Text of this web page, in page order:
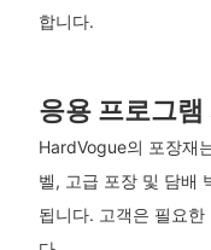
합니다.
응용 프로그
HardVogue의 포장재
벨, 고급 포장 및 담배
됩니다. 고객은 필요